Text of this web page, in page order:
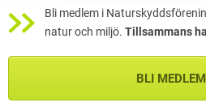
Bli medlem i
natur och miljö. Tillsammans
BLI